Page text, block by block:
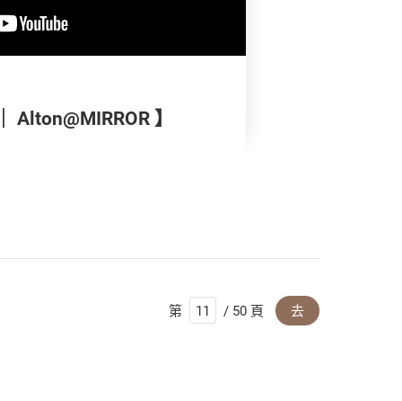
Alton@MIRROR 】
第 / 50 頁 去